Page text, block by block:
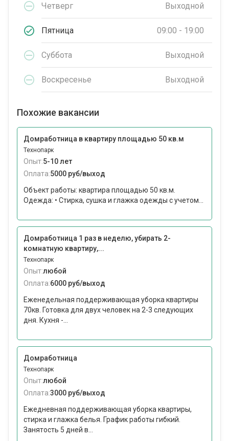
Четверг Выходной
Пятница 09:00 - 19:00
Суббота Выходной
Воскресенье Выходной
Похожие вакансии
Домработница в квартиру площадью 50 кв.м
Технопарк
Опыт:5-10 лет
Оплата:5000 руб/выход
Объект работы: квартира площадью 50 кв.м.
Одежда: • Стирка, сушка и глажка одежды с учетом...
Домработница 1 раз в неделю, убирать 2-
комнатную квартиру,...
Технопарк
Опыт:любой
Оплата:6000 руб/выход
Еженедельная поддерживающая уборка квартиры
70кв. Готовка для двух человек на 2-3 следующих
дня. Кухня -...
Домработница
Технопарк
Опыт:любой
Оплата:3000 руб/выход
Ежедневная поддерживающая уборка квартиры,
стирка и глажка белья. График работы гибкий.
Занятость 5 дней в...